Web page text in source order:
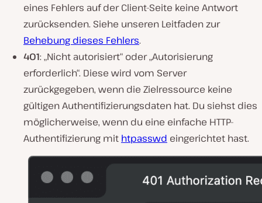
eines Fehlers auf der Client-Seite keine Antwort
zurücksenden. Siehe unseren Leitfaden zur
Behebung dieses Fehlers.
401: „Nicht autorisiert“ oder „Autorisierung
erforderlich“. Diese wird vom Server
zurückgegeben, wenn die Zielressource keine
gültigen Authentifizierungsdaten hat. Du siehst dies
möglicherweise, wenn du eine einfache HTTP-
Authentifizierung mit htpasswd eingerichtet hast.